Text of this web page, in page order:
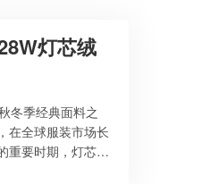
灯芯绒
冬季经典面料之
在全球服装市场长
重要时期，灯芯绒